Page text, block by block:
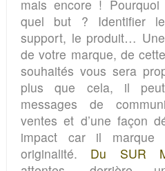
mais encore !
quel but ? Identifier
support, le produit…
de votre marque, de
souhaités vous sera
plus que cela, il
messages de
venteset d’une façon
impact car il
originalité. Du SUR